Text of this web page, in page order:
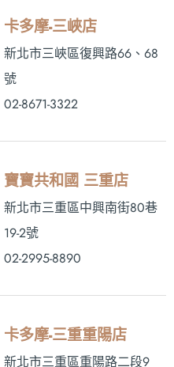
卡多摩-三峽店
新北市三峽區復興路66、68
號
02-8671-3322
寶寶共和國 三重店
新北市三重區中興南街80巷
19-2號
02-2995-8890
卡多摩-三重重陽店
新北市三重區重陽路二段9